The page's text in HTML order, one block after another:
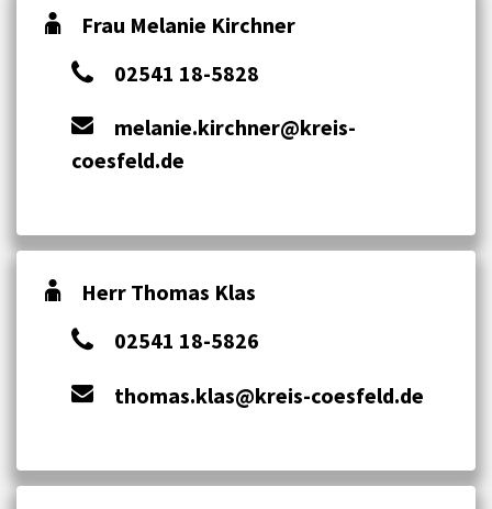
Frau Melanie Kirchner
02541 18-5828
melanie.kirchner@kreis-
coesfeld.de
Herr Thomas Klas
02541 18-5826
thomas.klas@kreis-coesfeld.de